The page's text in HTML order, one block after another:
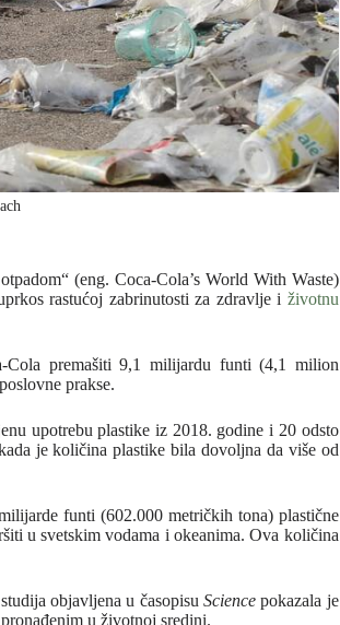
(eng. Coca-Cola’s World With Waste)
rastućoj zabrinutosti za zdravlje i životnu
Cola premašiti 9,1 milijardu funti (4,1 milion
prakse.
upotrebu plastike iz 2018. godine i 20 odsto
je količina plastike bila dovoljna da više od
funti (602.000 metričkih tona) plastične
u svetskim vodama i okeanima. Ova količina
objavljena u časopisuScience pokazala je
u životnoj sredini.